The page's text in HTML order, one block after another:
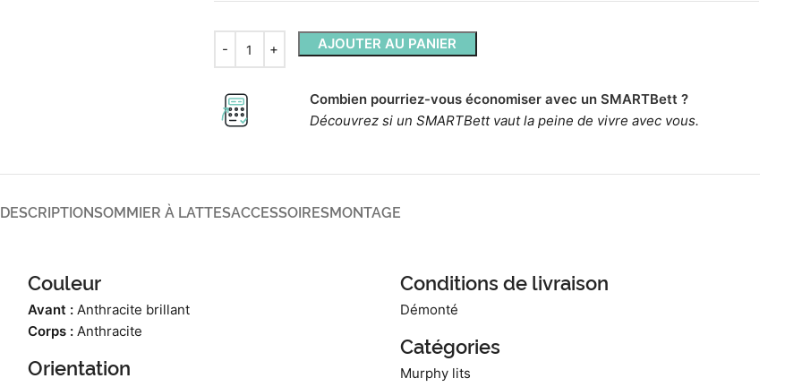
AJOUTER AU PANIER
Combien pourriez-vous économiser avec un SMARTBett ?
Découvrez si un SMARTBett vaut la peine de vivre avec vous.
DESCRIPTIONSOMMIER À LATTESACCESSOIRESMONTAGE
Couleur
Avant :Anthracite brillant
Corps :Anthracite
Orientation
Conditions de livraison
Démonté
Catégories
Murphy lits